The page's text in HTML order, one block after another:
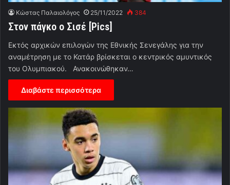
Κώστας Παλαιολόγος 25/11/2022 384
Στον πάγκο ο Σισέ [Pics]
Εκτός αρχικών επιλογών της Εθνικής Σενεγάλης για την
αναμέτρηση με το Κατάρ βρίσκεται ο κεντρικός αμυντικός
του Ολυμπιακού. Ανακοινώθηκαν…
Διαβάστε περισσότερα